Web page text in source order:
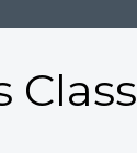
Class